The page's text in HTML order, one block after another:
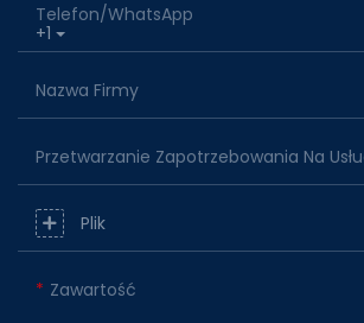
+1
Telefon/WhatsApp
Nazwa Firmy
Przetwarzanie Zapotrzebowania Na
Plik
Zawartość